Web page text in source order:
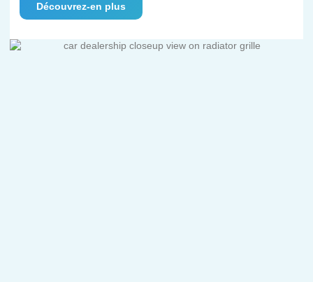
Découvrez-en plus